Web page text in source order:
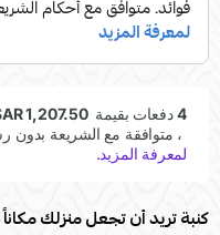
كنبة تريد أن تجعل منزلك